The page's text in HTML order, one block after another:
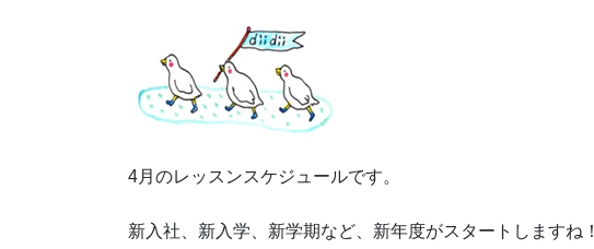
4月のレッスンスケジュールです。
新入社、新入学、新学期など、新年度がスタートしますね！